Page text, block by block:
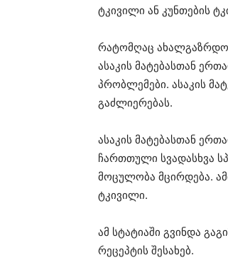
ტკივილი ან კუნთების
რატომღაც
ასაკის მატებასთან
პრობლემები. ასაკის
გაძლიერებას.
ასაკის მატებასთან
ჩართთული სვადასხვა
მოცულობა მცირდება.
ტკივილი.
ამ სტატიაში გვინდა
რეცეპტის შესახებ.